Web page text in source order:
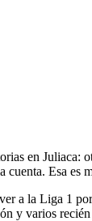
en Juliaca:
Esa
a la Liga 1
y varios